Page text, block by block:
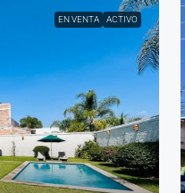
EN VENTA ACTIVO